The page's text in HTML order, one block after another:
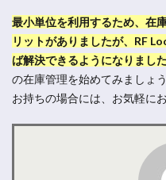
最小単位を利用するため、在
リットがありましたが、RF
ば解決できるようになりました
の在庫管理を始めてみましょ
お持ちの場合には、お気軽に